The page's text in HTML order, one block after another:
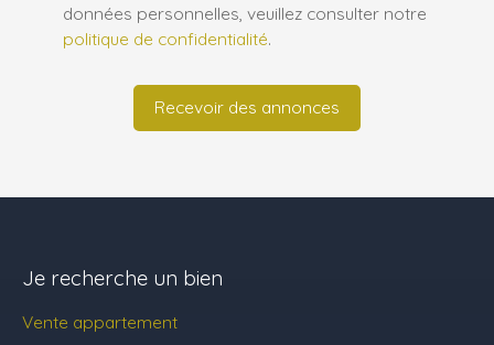
données personnelles, veuillez consulter notre
politique de confidentialité.
Recevoir des annonces
Je recherche un bien
Vente appartement